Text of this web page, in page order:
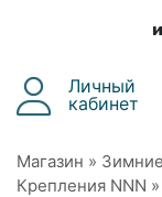
Личный
кабинет
Магазин »
Крепления NNN »